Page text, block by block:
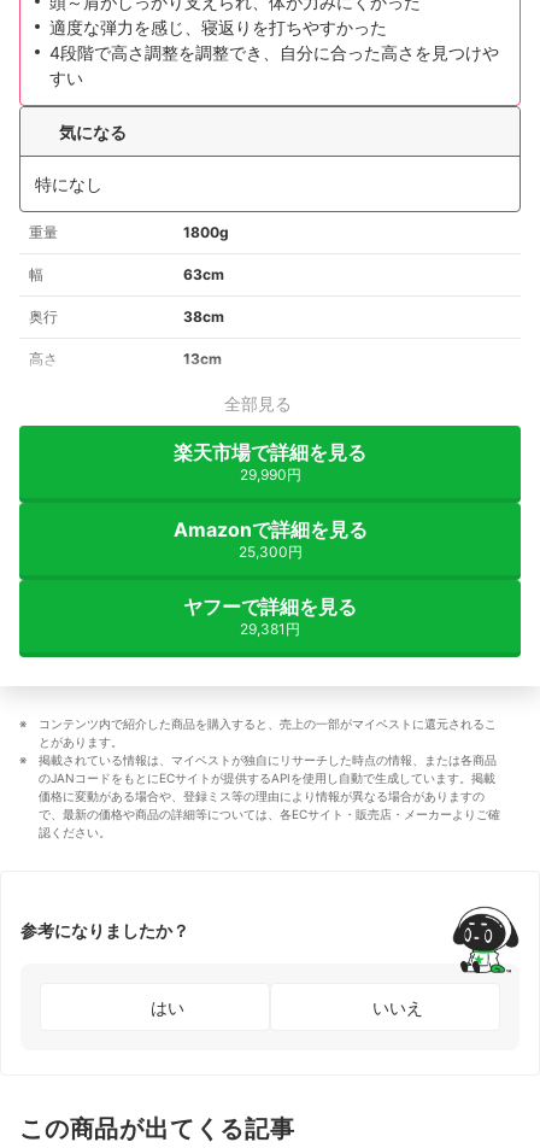
適度な弾力を感じ、寝返りを打ちやすかった
4段階で高さ調整を調整でき、自分に合った高さを見つけや
すい
気になる
特になし
重量 1800g
幅 63cm
奥行 38cm
高さ 13cm
全部見る
楽天市場で詳細を見る
29,990円
Amazonで詳細を見る
25,300円
ヤフーで詳細を見る
29,381円
コンテンツ内で紹介した商品を購入すると、売上の一部がマイベストに還元されるこ
とがあります。
掲載されている情報は、マイベストが独自にリサーチした時点の情報、または各商品
のJANコードをもとにECサイトが提供するAPIを使用し自動で生成しています。掲載
価格に変動がある場合や、登録ミス等の理由により情報が異なる場合がありますの
で、最新の価格や商品の詳細等については、各ECサイト・販売店・メーカーよりご確
認ください。
参考になりましたか？
はい いいえ
この商品が出てくる記事